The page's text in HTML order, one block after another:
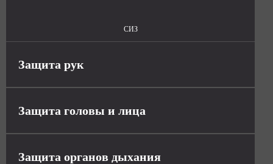
СИЗ
Защита рук
Защита головы и лица
Защита органов дыхания